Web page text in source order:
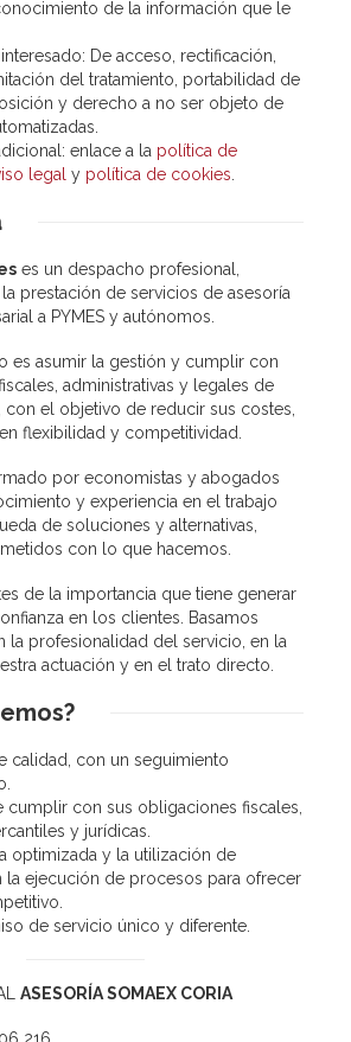
de la información que le
: De acceso, rectificación,
del tratamiento, portabilidad de
y derecho a no ser objeto de
: enlace a la política de
legal y política de cookies.
es un despacho profesional,
prestación de servicios de asesoría
a PYMES y autónomos.
es asumir la gestión y cumplir con
administrativas y legales de
con el objetivo de reducir sus costes,
flexibilidad y competitividad.
por economistas y abogados
y experiencia en el trabajo
de soluciones y alternativas,
con lo que hacemos.
de la importancia que tiene generar
en los clientes. Basamos
la profesionalidad del servicio, en la
actuación y en el trato directo.
calidad, con un seguimiento
cumplir con sus obligaciones fiscales,
y jurídicas.
optimizada y la utilización de
la ejecución de procesos para ofrecer
de servicio único y diferente.
ASESORÍA SOMAEX CORIA